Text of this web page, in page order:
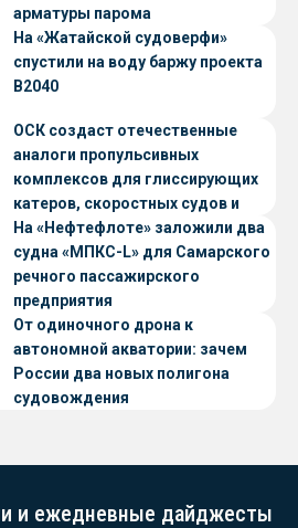
арматуры парома
«Петропавловск» проекта CNF22
На «Жатайской судоверфи»
спустили на воду баржу проекта
В2040
ОСК создаст отечественные
аналоги пропульсивных
комплексов для глиссирующих
катеров, скоростных судов и
судов с малой осадкой
На «Нефтефлоте» заложили два
судна «МПКС-L» для Самарского
речного пассажирского
предприятия
От одиночного дрона к
автономной акватории: зачем
России два новых полигона
судовождения
и ежедневные дайджесты